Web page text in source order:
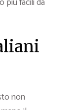
non